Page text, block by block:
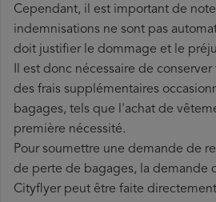
Cependant, il est important de
indemnisations ne sont pas
doit justifier le dommage et le
Il est donc nécessaire de
des frais supplémentaires
bagages, tels que l'achat de
première nécessité.
Pour soumettre une demande de
de perte de bagages, la demande
Cityflyer peut être faite